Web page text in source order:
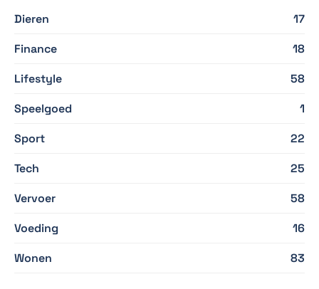
Dieren
17
Finance
18
Lifestyle
58
Speelgoed
1
Sport
22
Tech
25
Vervoer
58
Voeding
16
Wonen
83